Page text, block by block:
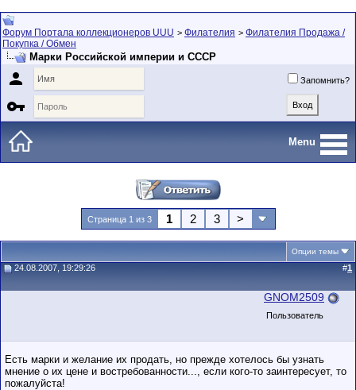
Форум Портала коллекционеров UUU > Филателия > Филателия Продажа /
Покупка / Обмен
Марки Российской империи и СССР
 Запомнить?

Menu
Страница 1 из 3 1 2 3 >
Опции темы
24.08.2007, 19:29:26 #1
GNOM2509
Пользователь
Есть марки и желание их продать, но прежде хотелось бы узнать
мнение о их цене и востребованности..., если кого-то заинтересует, то
пожалуйста!